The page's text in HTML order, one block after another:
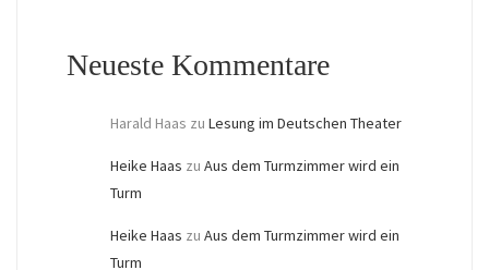
Neueste Kommentare
Harald Haas zu Lesung im Deutschen Theater
Heike Haas zu Aus dem Turmzimmer wird ein
Turm
Heike Haas zu Aus dem Turmzimmer wird ein
Turm